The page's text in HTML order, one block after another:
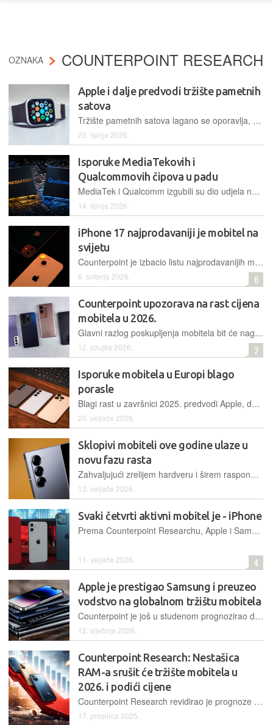
OZNAKA COUNTERPOINT RESEARCH
Apple i dalje predvodi tržište pametnih
satova
Tržište pametnih satova lagano se oporavlja, a blagom rastu pridonijeli su Appleovi uređaji i sve veći interes za premium modele
20. lipnja 2026.
Isporuke MediaTekovih i
Qualcommovih čipova u padu
MediaTek i Qualcomm izgubili su dio udjela na tržištu čipova, no isto se ne može reći za Samsung i Apple
14. lipnja 2026.
iPhone 17 najprodavaniji je mobitel na
svijetu
Counterpoint je izbacio listu najprodavanijih mobitela za prvi kvartal 2026. godine, na kojoj prva tri mjesta zauzimaju Appleovi aktualni modeli iPhonea 17
6. svibnja 2026. 6
Counterpoint upozorava na rast cijena
mobitela u 2026.
Glavni razlog poskupljenja mobitela bit će nagli skok cijena memorijskih komponenti, što će utjecati na svaki rang uređaja
12. ožujka 2026. 2
Isporuke mobitela u Europi blago
porasle
Blagi rast u završnici 2025. predvodi Apple, dok analitičari upozoravaju na moguće 'zahlađenje' tržišta već iduće godine zbog nestašice memorijskih čipova
20. veljače 2026.
Sklopivi mobiteli ove godine ulaze u
novu fazu rasta
Zahvaljujući zrelijem hardveru i širem rasponu modela, sklopivi mobiteli ove bi se godine mogli nametnuti većem broju korisnika nego ikad prije
13. veljače 2026.
Svaki četvrti aktivni mobitel je - iPhone
Prema Counterpoint Researchu, Apple i Samsung jedini imaju više od milijardu aktivnih uređaja te zajedno drže 44 posto tržišta
11. veljače 2026. 4
Apple je prestigao Samsung i preuzeo
vodstvo na globalnom tržištu mobitela
Counterpoint je još u studenom prognozirao da će Apple u 2025. prestići Samsung na tržištu mobitela, a sada je to i potvrđeno
12. siječnja 2026.
Counterpoint Research: Nestašica
RAM-a srušit će tržište mobitela u
2026. i podići cijene
Counterpoint Research revidirao je prognoze za sljedeću godinu i sada očekuje pad globalnog tržišta mobitela od 2,1 posto. Razlog je nestašica RAM-a
17. prosinca 2025.